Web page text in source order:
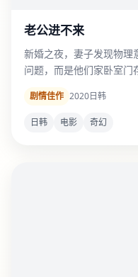
老公进不来
新婚之夜，妻子发现物
问题，而是他们家卧室门
剧情佳作 2020日韩
日韩 电影 奇幻